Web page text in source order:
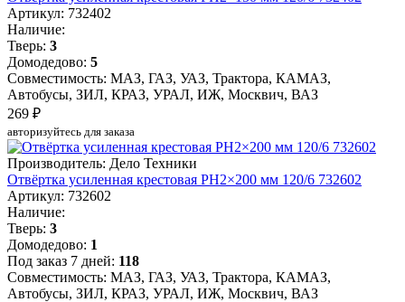
Артикул: 732402
Наличие:
Тверь: 3
Домодедово: 5
Совместимость: МАЗ, ГАЗ, УАЗ, Трактора, КАМАЗ,
Автобусы, ЗИЛ, КРАЗ, УРАЛ, ИЖ, Москвич, ВАЗ
269 ₽
авторизуйтесь для заказа
Производитель: Дело Техники
Отвёртка усиленная крестовая PH2×200 мм 120/6 732602
Артикул: 732602
Наличие:
Тверь: 3
Домодедово: 1
Под заказ 7 дней: 118
Совместимость: МАЗ, ГАЗ, УАЗ, Трактора, КАМАЗ,
Автобусы, ЗИЛ, КРАЗ, УРАЛ, ИЖ, Москвич, ВАЗ